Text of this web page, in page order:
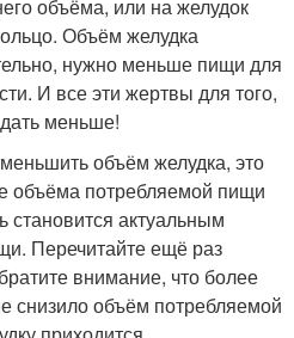
объёма, или на желудок
Объём желудка
нужно меньше пищи для
И все эти жертвы для того,
меньше!
объём желудка, это
объёма потребляемой пищи
становится актуальным
Перечитайте ещё раз
внимание, что более
снизило объём потребляемой